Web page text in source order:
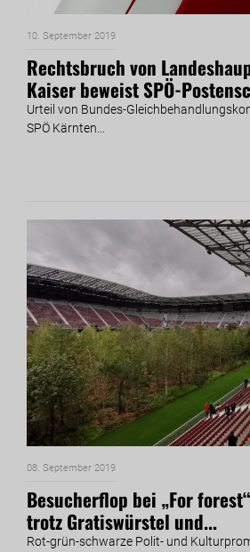
10. September 2019
Rechtsbruch von
Kaiser beweist SPÖ-
Urteil von Bundes-
SPÖ Kärnten...
08. September 2019
Besucherflop bei „For
trotz Gratiswürstel und...
Rot-grün-schwarze Polit- und